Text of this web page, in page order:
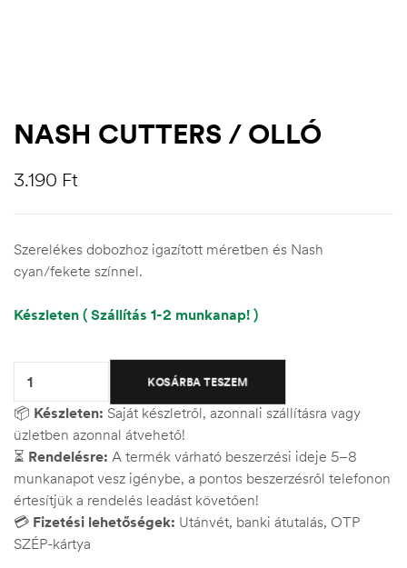
NASH CUTTERS / OLLÓ
3.190 Ft
Szerelékes dobozhoz igazított méretben és Nash
cyan/fekete színnel.
Készleten ( Szállítás 1-2 munkanap! )
KOSÁRBA TESZEM
📦 Készleten: Saját készletről, azonnali szállításra vagy
üzletben azonnal átvehető!
⏳ Rendelésre: A termék várható beszerzési ideje 5–8
munkanapot vesz igénybe, a pontos beszerzésről telefonon
értesítjük a rendelés leadást követően!
💳 Fizetési lehetőségek: Utánvét, banki átutalás, OTP
SZÉP-kártya